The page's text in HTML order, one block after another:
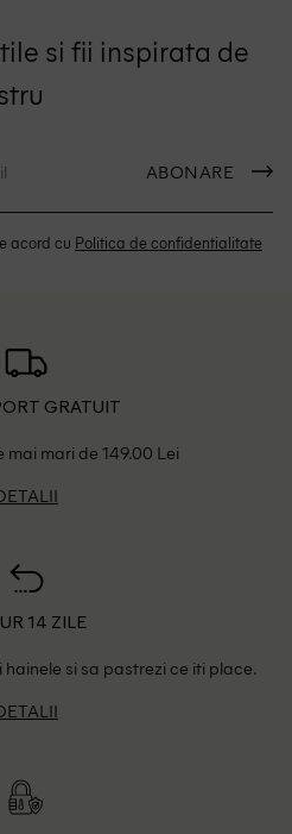
si fii inspirata de
ABONARE
acord cu Politica de confidentialitate
GRATUIT
mai mari de 149.00 Lei
14 ZILE
hainele si sa pastrezi ce iti place.